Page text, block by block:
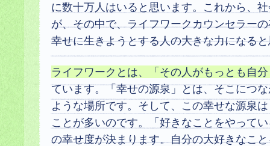
に数十万人はいると思います。これから、
が、その中で、ライフワークカウンセラー
幸せに生きようとする人の大きな力になる
ライフワークとは、「その人がもっとも自
ています。「幸せの源泉」とは、そこにつ
ような場所です。そして、この幸せな源泉
ことが多いのです。「好きなことをやって
の幸せ度が決まります。自分の大好きなこ